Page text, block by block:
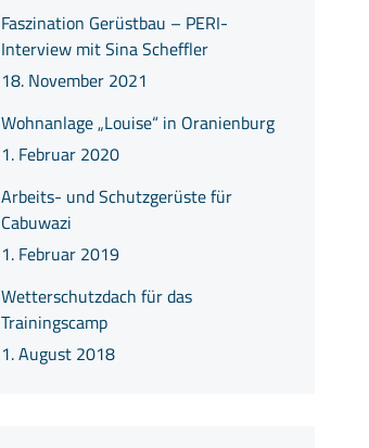
Faszination Gerüstbau – PERI-
Interview mit Sina Scheffler
18. November 2021
Wohnanlage „Louise“ in Oranienburg
1. Februar 2020
Arbeits- und Schutzgerüste für
Cabuwazi
1. Februar 2019
Wetterschutzdach für das
Trainingscamp
1. August 2018